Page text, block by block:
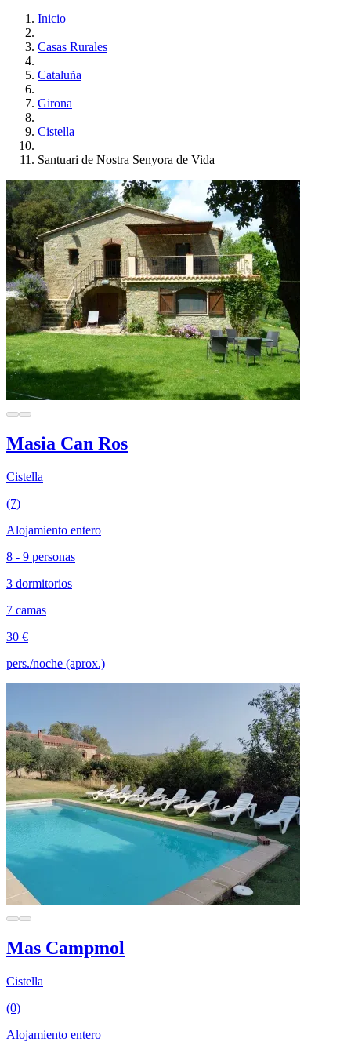
Inicio
Casas Rurales
Cataluña
Girona
Cistella
Santuari de Nostra Senyora de Vida
Masia Can Ros
Cistella
(7)
Alojamiento entero
8 - 9 personas
3 dormitorios
7 camas
30 €
pers./noche (aprox.)
Mas Campmol
Cistella
(0)
Alojamiento entero